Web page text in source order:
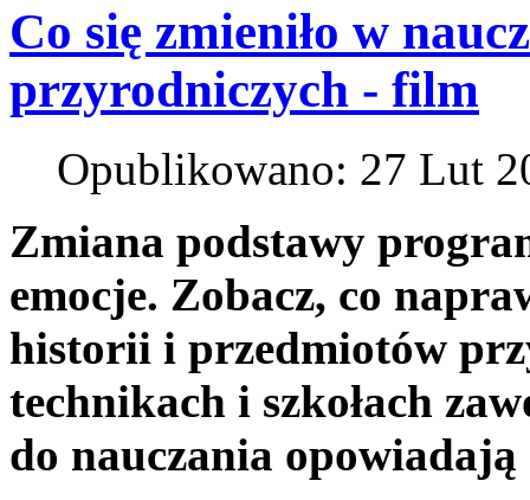
Co się zmieniło w
przyrodniczych - film
Opublikowano: 27 Lut
Zmiana podstawy
emocje. Zobacz, co
historii i przedmiotów
technikach i szkołach
do nauczania